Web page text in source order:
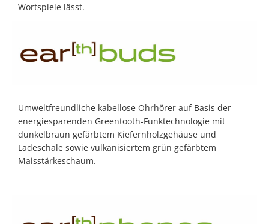
Wortspiele lässt.
Umweltfreundliche kabellose Ohrhörer auf Basis der
energiesparenden Greentooth-Funktechnologie mit
dunkelbraun gefärbtem Kiefernholzgehäuse und
Ladeschale sowie vulkanisiertem grün gefärbtem
Maisstärkeschaum.